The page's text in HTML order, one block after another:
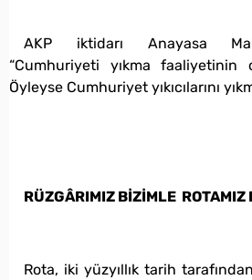
AKP iktidarı Anayasa
“Cumhuriyeti yıkma faaliyetinin
Öyleyse Cumhuriyet yıkıcılarını
RÜZGÂRIMIZ BİZİMLE ROTAMIZ
Rota, iki yüzyıllık tarih